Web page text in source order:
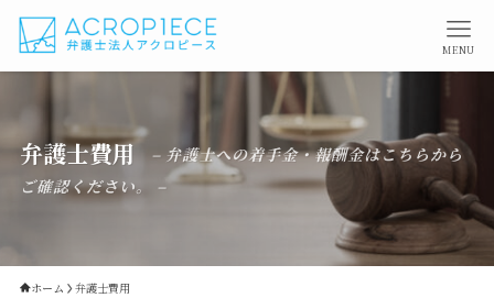
MENU
弁護士費用
– 弁護士への着手金・報酬金はこちらから
ご確認ください。 –
ホーム 弁護士費用